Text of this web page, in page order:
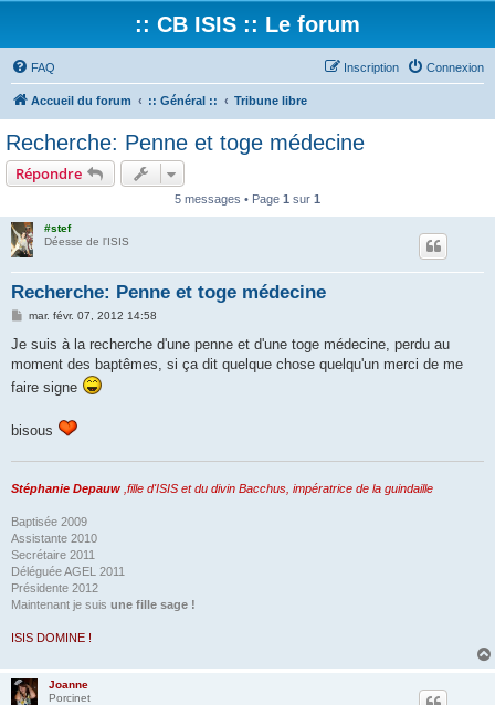
:: CB ISIS :: Le forum
FAQ Connexion
Inscription
Accueil du forum :: Général :: Tribune libre
Recherche: Penne et toge médecine
Répondre
5 messages • Page 1 sur 1
#stef
Déesse de l'ISIS
Recherche: Penne et toge médecine
M
s
a
g
e
mar. févr. 07, 2012 14:58
Je suis à la recherche d'une penne et d'une toge médecine, perdu au
moment des baptêmes, si ça dit quelque chose quelqu'un merci de me
faire signe
bisous
Stéphanie Depauw ,fille d'ISIS et du divin Bacchus, impératrice de la guindaille
Baptisée 2009
Assistante 2010
Secrétaire 2011
Déléguée AGEL 2011
Présidente 2012
Maintenant je suis une fille sage !
ISIS DOMINE !
Joanne
Porcinet